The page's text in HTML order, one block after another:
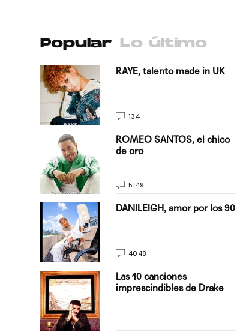
Popular Lo último
RAYE, talento made in UK
134
ROMEO SANTOS, el chico
de oro
5149
DANILEIGH, amor por los 90
4048
Las 10 canciones
imprescindibles de Drake